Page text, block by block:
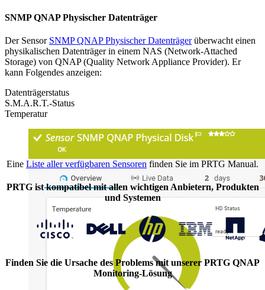
SNMP QNAP Physischer Datenträger
Der Sensor SNMP QNAP Physischer Datenträgerüberwacht einen
physikalischen Datenträger in einem NAS (Network-Attached
Storage) von QNAP (Quality Network Appliance Provider). Er
kann Folgendes anzeigen:
Datenträgerstatus
S.M.A.R.T.-Status
Temperatur
Eine Liste aller verfügbaren Sensoren finden Sie im PRTG Manual.
PRTG ist kompatibel mit allen wichtigen Anbietern, Produkten
und Systemen
Finden Sie die Ursache des Problems mit unserer PRTG QNAP
Monitoring-Lösung